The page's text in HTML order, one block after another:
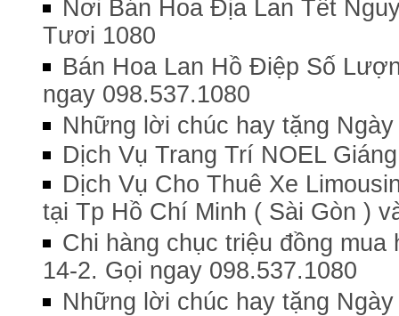
Nơi Bán Hoa Địa Lan Tết
Tươi 1080
Bán Hoa Lan Hồ Điệp Số
ngay 098.537.1080
Những lời chúc hay tặng
Dịch Vụ Trang Trí NOEL
Dịch Vụ Cho Thuê Xe
tại Tp Hồ Chí Minh ( Sài Gòn )
Chi hàng chục triệu đồng
14-2. Gọi ngay 098.537.1080
Những lời chúc hay tặng